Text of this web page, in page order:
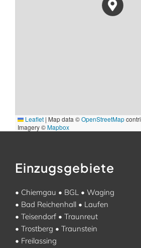
Leaflet | Map data ©OpenStreetMap
Imagery ©Mapbox
Einzugsgebiete
• Chiemgau • BGL • Waging
• Bad Reichenhall • Laufen
• Teisendorf • Traunreut
• Trostberg • Traunstein
• Freilassing